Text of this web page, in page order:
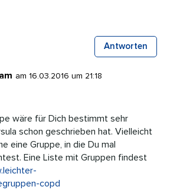
Antworten
am 16.03.2016 um 21:18
wäre für Dich bestimmt sehr
schon geschrieben hat. Vielleicht
eine Gruppe, in die Du mal
Eine Liste mit Gruppen findest
copd